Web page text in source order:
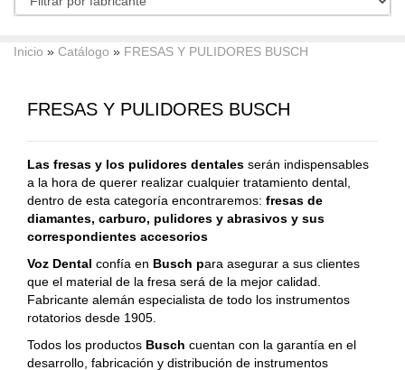
Inicio » Catálogo » FRESAS Y PULIDORES BUSCH
FRESAS Y PULIDORES BUSCH
Las fresas y los pulidores dentales serán indispensables
a la hora de querer realizar cualquier tratamiento dental,
dentro de esta categoría encontraremos: fresas de
diamantes, carburo, pulidores y abrasivos y sus
correspondientes accesorios
Voz Dental confía en Busch para asegurar a sus clientes
que el material de la fresa será de la mejor calidad.
Fabricante alemán especialista de todo los instrumentos
rotatorios desde 1905.
Todos los productos Busch cuentan con la garantía en el
desarrollo, fabricación y distribución de instrumentos